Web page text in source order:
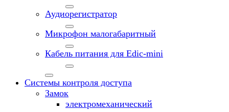
Аудиорегистратор
Микрофон малогабаритный
Кабель питания для Edic-mini
Системы контроля доступа
Замок
электромеханический